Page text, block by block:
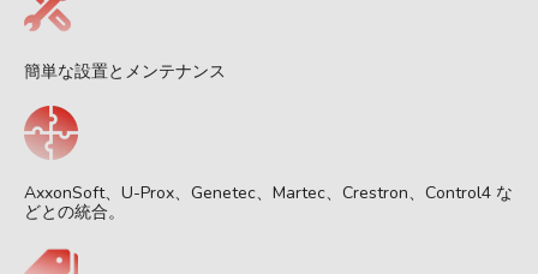
簡単な設置とメンテナンス
AxxonSoft、U-Prox、Genetec、Martec、Crestron、Control4 な
どとの統合。